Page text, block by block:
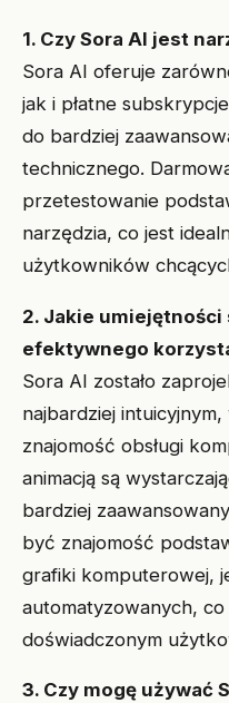
1. Czy Sora AI jest
Sora AI oferuje
jak i płatne
do bardziej
technicznego.
przetestowanie
narzędzia, co jest
użytkowników
2. Jakie umiejętności
efektywnego
Sora AI zostało
najbardziej
znajomość obsługi
animacją są
bardziej
być znajomość
grafiki komputerowej,
automatyzowanych,
doświadczonym
3. Czy mogę używać